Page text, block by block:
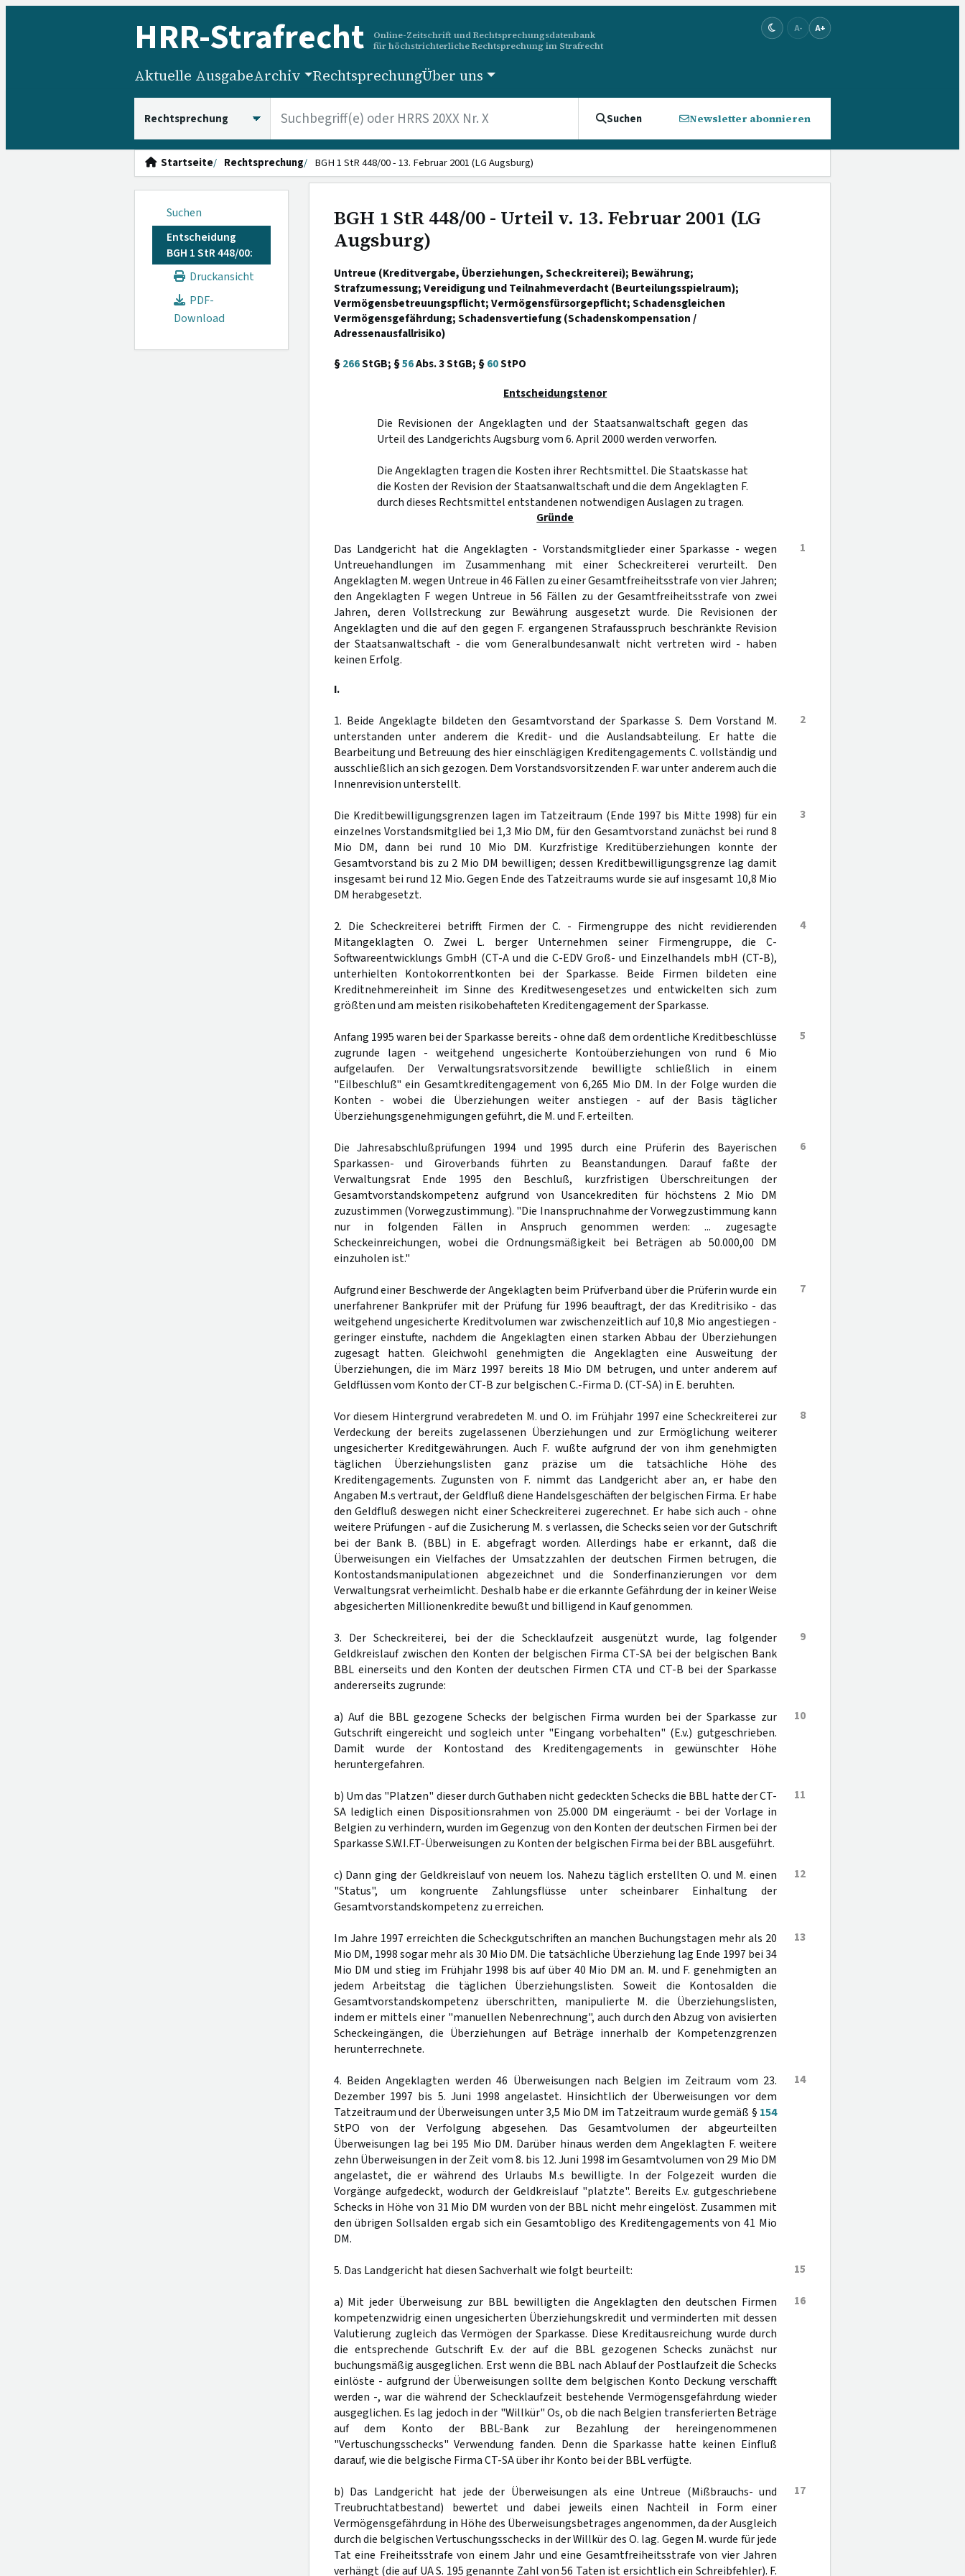
HRR-Strafrecht
Online-Zeitschrift und Rechtsprechungsdatenbank
für höchstrichterliche Rechtsprechung im Strafrecht
A- A+
Aktuelle AusgabeArchiv RechtsprechungÜber uns
Suchen Newsletter abonnieren
Startseite Rechtsprechung BGH 1 StR 448/00 - 13. Februar 2001 (LG Augsburg)
Suchen
Entscheidung
BGH 1 StR 448/00:
Druckansicht
PDF-
Download
BGH 1 StR 448/00 - Urteil v. 13. Februar 2001 (LG
Augsburg)
Untreue (Kreditvergabe, Überziehungen, Scheckreiterei); Bewährung;
Strafzumessung; Vereidigung und Teilnahmeverdacht (Beurteilungsspielraum);
Vermögensbetreuungspflicht; Vermögensfürsorgepflicht; Schadensgleichen
Vermögensgefährdung; Schadensvertiefung (Schadenskompensation /
Adressenausfallrisiko)
§266StGB; §56Abs. 3 StGB; §60StPO
Entscheidungstenor
Die Revisionen der Angeklagten und der Staatsanwaltschaft gegen das
Urteil des Landgerichts Augsburg vom 6. April 2000 werden verworfen.
Die Angeklagten tragen die Kosten ihrer Rechtsmittel. Die Staatskasse hat
die Kosten der Revision der Staatsanwaltschaft und die dem Angeklagten F.
durch dieses Rechtsmittel entstandenen notwendigen Auslagen zu tragen.
Gründe
1
Das Landgericht hat die Angeklagten - Vorstandsmitglieder einer Sparkasse - wegen
Untreuehandlungen im Zusammenhang mit einer Scheckreiterei verurteilt. Den
Angeklagten M. wegen Untreue in 46 Fällen zu einer Gesamtfreiheitsstrafe von vier Jahren;
den Angeklagten F wegen Untreue in 56 Fällen zu der Gesamtfreiheitsstrafe von zwei
Jahren, deren Vollstreckung zur Bewährung ausgesetzt wurde. Die Revisionen der
Angeklagten und die auf den gegen F. ergangenen Strafausspruch beschränkte Revision
der Staatsanwaltschaft - die vom Generalbundesanwalt nicht vertreten wird - haben
keinen Erfolg.
I.
2
1. Beide Angeklagte bildeten den Gesamtvorstand der Sparkasse S. Dem Vorstand M.
unterstanden unter anderem die Kredit- und die Auslandsabteilung. Er hatte die
Bearbeitung und Betreuung des hier einschlägigen Kreditengagements C. vollständig und
ausschließlich an sich gezogen. Dem Vorstandsvorsitzenden F. war unter anderem auch die
Innenrevision unterstellt.
3
Die Kreditbewilligungsgrenzen lagen im Tatzeitraum (Ende 1997 bis Mitte 1998) für ein
einzelnes Vorstandsmitglied bei 1,3 Mio DM, für den Gesamtvorstand zunächst bei rund 8
Mio DM, dann bei rund 10 Mio DM. Kurzfristige Kreditüberziehungen konnte der
Gesamtvorstand bis zu 2 Mio DM bewilligen; dessen Kreditbewilligungsgrenze lag damit
insgesamt bei rund 12 Mio. Gegen Ende des Tatzeitraums wurde sie auf insgesamt 10,8 Mio
DM herabgesetzt.
4
2. Die Scheckreiterei betrifft Firmen der C. - Firmengruppe des nicht revidierenden
Mitangeklagten O. Zwei L. berger Unternehmen seiner Firmengruppe, die C-
Softwareentwicklungs GmbH (CT-A und die C-EDV Groß- und Einzelhandels mbH (CT-B),
unterhielten Kontokorrentkonten bei der Sparkasse. Beide Firmen bildeten eine
Kreditnehmereinheit im Sinne des Kreditwesengesetzes und entwickelten sich zum
größten und am meisten risikobehafteten Kreditengagement der Sparkasse.
5
Anfang 1995 waren bei der Sparkasse bereits - ohne daß dem ordentliche Kreditbeschlüsse
zugrunde lagen - weitgehend ungesicherte Kontoüberziehungen von rund 6 Mio
aufgelaufen. Der Verwaltungsratsvorsitzende bewilligte schließlich in einem
"Eilbeschluß" ein Gesamtkreditengagement von 6,265 Mio DM. In der Folge wurden die
Konten - wobei die Überziehungen weiter anstiegen - auf der Basis täglicher
Überziehungsgenehmigungen geführt, die M. und F. erteilten.
6
Die Jahresabschlußprüfungen 1994 und 1995 durch eine Prüferin des Bayerischen
Sparkassen- und Giroverbands führten zu Beanstandungen. Darauf faßte der
Verwaltungsrat Ende 1995 den Beschluß, kurzfristigen Überschreitungen der
Gesamtvorstandskompetenz aufgrund von Usancekrediten für höchstens 2 Mio DM
zuzustimmen (Vorwegzustimmung). "Die Inanspruchnahme der Vorwegzustimmung kann
nur in folgenden Fällen in Anspruch genommen werden: ... zugesagte
Scheckeinreichungen, wobei die Ordnungsmäßigkeit bei Beträgen ab 50.000,00 DM
einzuholen ist."
7
Aufgrund einer Beschwerde der Angeklagten beim Prüfverband über die Prüferin wurde ein
unerfahrener Bankprüfer mit der Prüfung für 1996 beauftragt, der das Kreditrisiko - das
weitgehend ungesicherte Kreditvolumen war zwischenzeitlich auf 10,8 Mio angestiegen -
geringer einstufte, nachdem die Angeklagten einen starken Abbau der Überziehungen
zugesagt hatten. Gleichwohl genehmigten die Angeklagten eine Ausweitung der
Überziehungen, die im März 1997 bereits 18 Mio DM betrugen, und unter anderem auf
Geldflüssen vom Konto der CT-B zur belgischen C.-Firma D. (CT-SA) in E. beruhten.
8
Vor diesem Hintergrund verabredeten M. und O. im Frühjahr 1997 eine Scheckreiterei zur
Verdeckung der bereits zugelassenen Überziehungen und zur Ermöglichung weiterer
ungesicherter Kreditgewährungen. Auch F. wußte aufgrund der von ihm genehmigten
täglichen Überziehungslisten ganz präzise um die tatsächliche Höhe des
Kreditengagements. Zugunsten von F. nimmt das Landgericht aber an, er habe den
Angaben M.s vertraut, der Geldfluß diene Handelsgeschäften der belgischen Firma. Er habe
den Geldfluß deswegen nicht einer Scheckreiterei zugerechnet. Er habe sich auch - ohne
weitere Prüfungen - auf die Zusicherung M. s verlassen, die Schecks seien vor der Gutschrift
bei der Bank B. (BBL) in E. abgefragt worden. Allerdings habe er erkannt, daß die
Überweisungen ein Vielfaches der Umsatzzahlen der deutschen Firmen betrugen, die
Kontostandsmanipulationen abgezeichnet und die Sonderfinanzierungen vor dem
Verwaltungsrat verheimlicht. Deshalb habe er die erkannte Gefährdung der in keiner Weise
abgesicherten Millionenkredite bewußt und billigend in Kauf genommen.
9
3. Der Scheckreiterei, bei der die Schecklaufzeit ausgenützt wurde, lag folgender
Geldkreislauf zwischen den Konten der belgischen Firma CT-SA bei der belgischen Bank
BBL einerseits und den Konten der deutschen Firmen CTA und CT-B bei der Sparkasse
andererseits zugrunde:
10
a) Auf die BBL gezogene Schecks der belgischen Firma wurden bei der Sparkasse zur
Gutschrift eingereicht und sogleich unter "Eingang vorbehalten" (E.v.) gutgeschrieben.
Damit wurde der Kontostand des Kreditengagements in gewünschter Höhe
heruntergefahren.
11
b) Um das "Platzen" dieser durch Guthaben nicht gedeckten Schecks die BBL hatte der CT-
SA lediglich einen Dispositionsrahmen von 25.000 DM eingeräumt - bei der Vorlage in
Belgien zu verhindern, wurden im Gegenzug von den Konten der deutschen Firmen bei der
Sparkasse S.W.I.F.T-Überweisungen zu Konten der belgischen Firma bei der BBL ausgeführt.
12
c) Dann ging der Geldkreislauf von neuem los. Nahezu täglich erstellten O. und M. einen
"Status", um kongruente Zahlungsflüsse unter scheinbarer Einhaltung der
Gesamtvorstandskompetenz zu erreichen.
13
Im Jahre 1997 erreichten die Scheckgutschriften an manchen Buchungstagen mehr als 20
Mio DM, 1998 sogar mehr als 30 Mio DM. Die tatsächliche Überziehung lag Ende 1997 bei 34
Mio DM und stieg im Frühjahr 1998 bis auf über 40 Mio DM an. M. und F. genehmigten an
jedem Arbeitstag die täglichen Überziehungslisten. Soweit die Kontosalden die
Gesamtvorstandskompetenz überschritten, manipulierte M. die Überziehungslisten,
indem er mittels einer "manuellen Nebenrechnung", auch durch den Abzug von avisierten
Scheckeingängen, die Überziehungen auf Beträge innerhalb der Kompetenzgrenzen
herunterrechnete.
14
4. Beiden Angeklagten werden 46 Überweisungen nach Belgien im Zeitraum vom 23.
Dezember 1997 bis 5. Juni 1998 angelastet. Hinsichtlich der Überweisungen vor dem
Tatzeitraum und der Überweisungen unter 3,5 Mio DM im Tatzeitraum wurde gemäß § 154
StPO von der Verfolgung abgesehen. Das Gesamtvolumen der abgeurteilten
Überweisungen lag bei 195 Mio DM. Darüber hinaus werden dem Angeklagten F. weitere
zehn Überweisungen in der Zeit vom 8. bis 12. Juni 1998 im Gesamtvolumen von 29 Mio DM
angelastet, die er während des Urlaubs M.s bewilligte. In der Folgezeit wurden die
Vorgänge aufgedeckt, wodurch der Geldkreislauf "platzte". Bereits E.v. gutgeschriebene
Schecks in Höhe von 31 Mio DM wurden von der BBL nicht mehr eingelöst. Zusammen mit
den übrigen Sollsalden ergab sich ein Gesamtobligo des Kreditengagements von 41 Mio
DM.
15
5. Das Landgericht hat diesen Sachverhalt wie folgt beurteilt:
16
a) Mit jeder Überweisung zur BBL bewilligten die Angeklagten den deutschen Firmen
kompetenzwidrig einen ungesicherten Überziehungskredit und verminderten mit dessen
Valutierung zugleich das Vermögen der Sparkasse. Diese Kreditausreichung wurde durch
die entsprechende Gutschrift E.v. der auf die BBL gezogenen Schecks zunächst nur
buchungsmäßig ausgeglichen. Erst wenn die BBL nach Ablauf der Postlaufzeit die Schecks
einlöste - aufgrund der Überweisungen sollte dem belgischen Konto Deckung verschafft
werden -, war die während der Schecklaufzeit bestehende Vermögensgefährdung wieder
ausgeglichen. Es lag jedoch in der "Willkür" Os, ob die nach Belgien transferierten Beträge
auf dem Konto der BBL-Bank zur Bezahlung der hereingenommenen
"Vertuschungsschecks" Verwendung fanden. Denn die Sparkasse hatte keinen Einfluß
darauf, wie die belgische Firma CT-SA über ihr Konto bei der BBL verfügte.
17
b) Das Landgericht hat jede der Überweisungen als eine Untreue (Mißbrauchs- und
Treubruchtatbestand) bewertet und dabei jeweils einen Nachteil in Form einer
Vermögensgefährdung in Höhe des Überweisungsbetrages angenommen, da der Ausgleich
durch die belgischen Vertuschungsschecks in der Willkür des O. lag. Gegen M. wurde für jede
Tat eine Freiheitsstrafe von einem Jahr und eine Gesamtfreiheitsstrafe von vier Jahren
verhängt (die auf UA S. 195 genannte Zahl von 56 Taten ist ersichtlich ein Schreibfehler). F.